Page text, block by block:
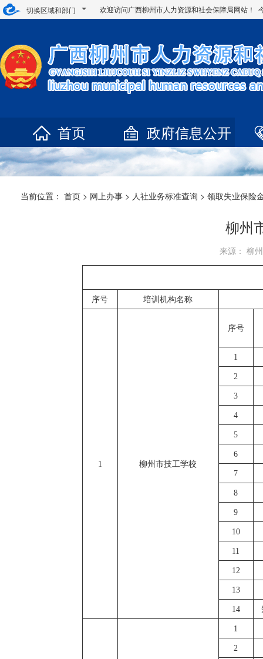
切换区域和部门 欢迎访问广西柳州市人力资源和社会保障局网站！
首页 政府信息公开
当前位置： 首页 > 网上办事 > 人社业务标准查询 > 领取失业保险
柳州
来源： 柳
序号 培训机构名称
1 柳州市技工学校
序号
1
2
3
4
5
6
7
8
9
10
11
12
13
14
1
2